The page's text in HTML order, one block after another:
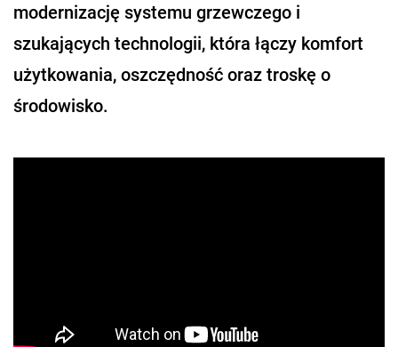
modernizację systemu grzewczego i
szukających technologii, która łączy komfort
użytkowania, oszczędność oraz troskę o
środowisko.